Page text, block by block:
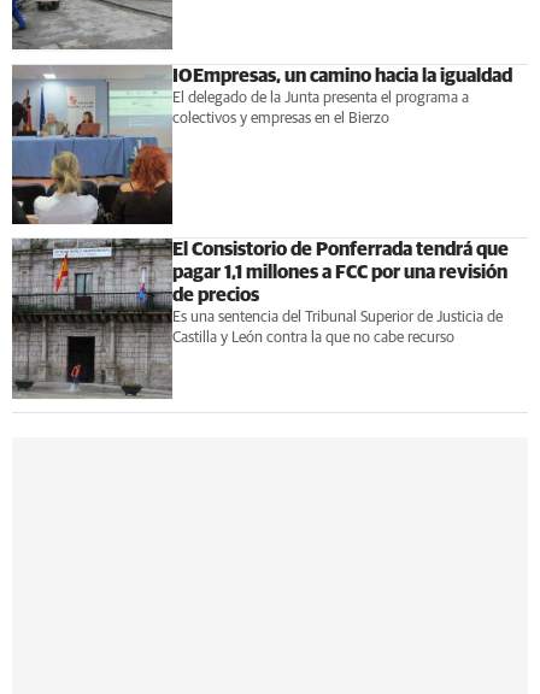
IOEmpresas, un camino hacia la igualdad
El delegado de la Junta presenta el programa a
colectivos y empresas en el Bierzo
El Consistorio de Ponferrada tendrá que
pagar 1,1 millones a FCC por una revisión
de precios
Es una sentencia del Tribunal Superior de Justicia de
Castilla y León contra la que no cabe recurso